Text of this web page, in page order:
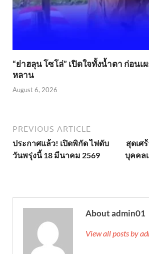
“ย่าฮลุน โซโล่” เปิดใจทั้งน้ำตา ก่อนเ
หลาน
August 6, 2026
PREVIOUS ARTICLE
ประกาศแล้ว! เปิดพิกัด ไฟดับ
วันพรุ่งนี้ 18 มีนาคม 2569
สุดเศ
บุคคล
About admin01
View all posts by